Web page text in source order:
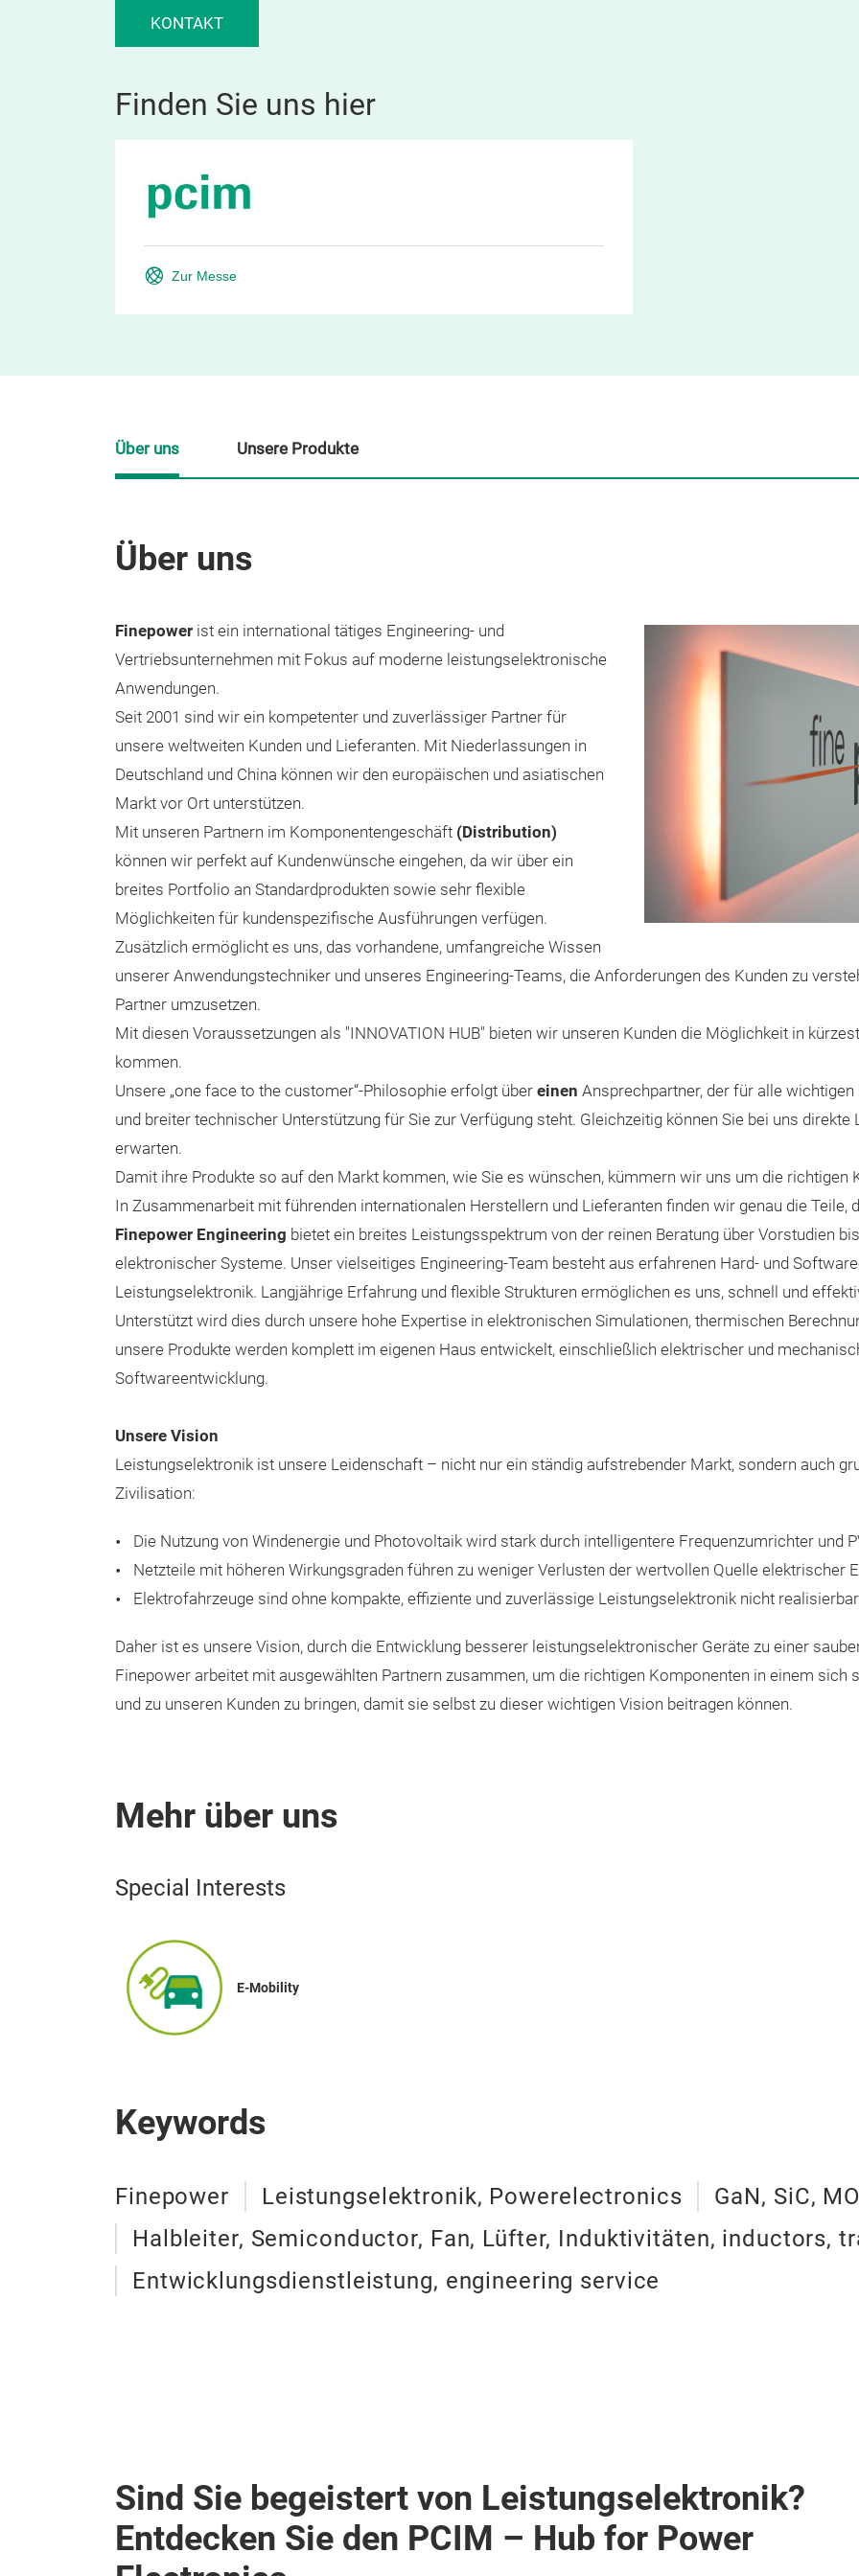
KONTAKT
Finden Sie uns hier
Zur Messe
Über uns
Finepower ist ein international tätiges Engineering- und
Vertriebsunternehmen mit Fokus auf moderne leistungselektronische
Anwendungen.
Seit 2001 sind wir ein kompetenter und zuverlässiger Partner für
unsere weltweiten Kunden und Lieferanten. Mit Niederlassungen in
Deutschland und China können wir den europäischen und asiatischen
Markt vor Ort unterstützen.
Mit unseren Partnern im Komponentengeschäft (Distribution)
können wir perfekt auf Kundenwünsche eingehen, da wir über ein
breites Portfolio an Standardprodukten sowie sehr flexible
Möglichkeiten für kundenspezifische Ausführungen verfügen.
Zusätzlich ermöglicht es uns, das vorhandene, umfangreiche Wissen
unserer Anwendungstechniker und unseres Engineering-Teams, die Anforderungen des Kunden zu
Partner umzusetzen.
Mit diesen Voraussetzungen als "INNOVATION HUB" bieten wir unseren Kunden die Möglichkeit in
kommen.
Unsere „one face to the customer“-Philosophie erfolgt über einen Ansprechpartner, der für alle
und breiter technischer Unterstützung für Sie zur Verfügung steht. Gleichzeitig können Sie bei uns
erwarten.
Damit ihre Produkte so auf den Markt kommen, wie Sie es wünschen, kümmern wir uns um die richtigen
In Zusammenarbeit mit führenden internationalen Herstellern und Lieferanten finden wir genau die Teile,
Finepower Engineering bietet ein breites Leistungsspektrum von der reinen Beratung über Vorstudien
elektronischer Systeme. Unser vielseitiges Engineering-Team besteht aus erfahrenen Hard- und
Leistungselektronik. Langjährige Erfahrung und flexible Strukturen ermöglichen es uns, schnell und
Unterstützt wird dies durch unsere hohe Expertise in elektronischen Simulationen, thermischen
unsere Produkte werden komplett im eigenen Haus entwickelt, einschließlich elektrischer und
Softwareentwicklung.
Unsere Vision
Leistungselektronik ist unsere Leidenschaft – nicht nur ein ständig aufstrebender Markt, sondern auch
Zivilisation:
Die Nutzung von Windenergie und Photovoltaik wird stark durch intelligentere Frequenzumrichter und
Netzteile mit höheren Wirkungsgraden führen zu weniger Verlusten der wertvollen Quelle elektrischer
Elektrofahrzeuge sind ohne kompakte, effiziente und zuverlässige Leistungselektronik nicht
Daher ist es unsere Vision, durch die Entwicklung besserer leistungselektronischer Geräte zu einer
Finepower arbeitet mit ausgewählten Partnern zusammen, um die richtigen Komponenten in einem sich
und zu unseren Kunden zu bringen, damit sie selbst zu dieser wichtigen Vision beitragen können.
Mehr über uns
Special Interests
E-Mobility
Keywords
Finepower Leistungselektronik, Powerelectronics
GaN, SiC,
Halbleiter, Semiconductor, Fan, Lüfter, Induktivitäten, inductors,
Entwicklungsdienstleistung, engineering service
Über uns Unsere Produkte
Sind Sie begeistert von Leistungselektronik?
Entdecken Sie den PCIM – Hub for Power